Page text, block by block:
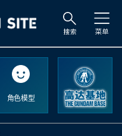
角色模型